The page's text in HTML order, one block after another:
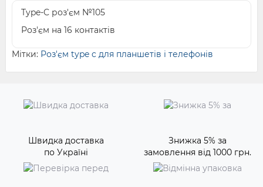
Type-C роз'єм №105
Роз'єм на 16 контактів
Мітки: Роз'єм type c для планшетів і телефонів
Швидка доставка
по Україні
Знижка 5% за
замовлення від 1000 грн.